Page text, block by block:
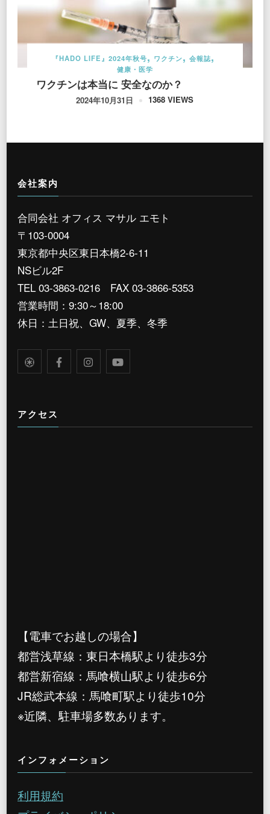
『HADO LIFE』2024年秋号 ワクチン
会報誌
健康・医学
ワクチンは本当に 安全なのか？
2024年10月31日 1368 VIEWS
会社案内
合同会社 オフィス マサル エモト
〒103-0004
東京都中央区東日本橋2-6-11
NSビル2F
TEL 03-3863-0216 FAX 03-3866-5353
営業時間：9:30～18:00
休日：土日祝、GW、夏季、冬季
アクセス
【電車でお越しの場合】
都営浅草線：東日本橋駅より徒歩3分
都営新宿線：馬喰横山駅より徒歩6分
JR総武本線：馬喰町駅より徒歩10分
※近隣、駐車場多数あります。
インフォメーション
利用規約